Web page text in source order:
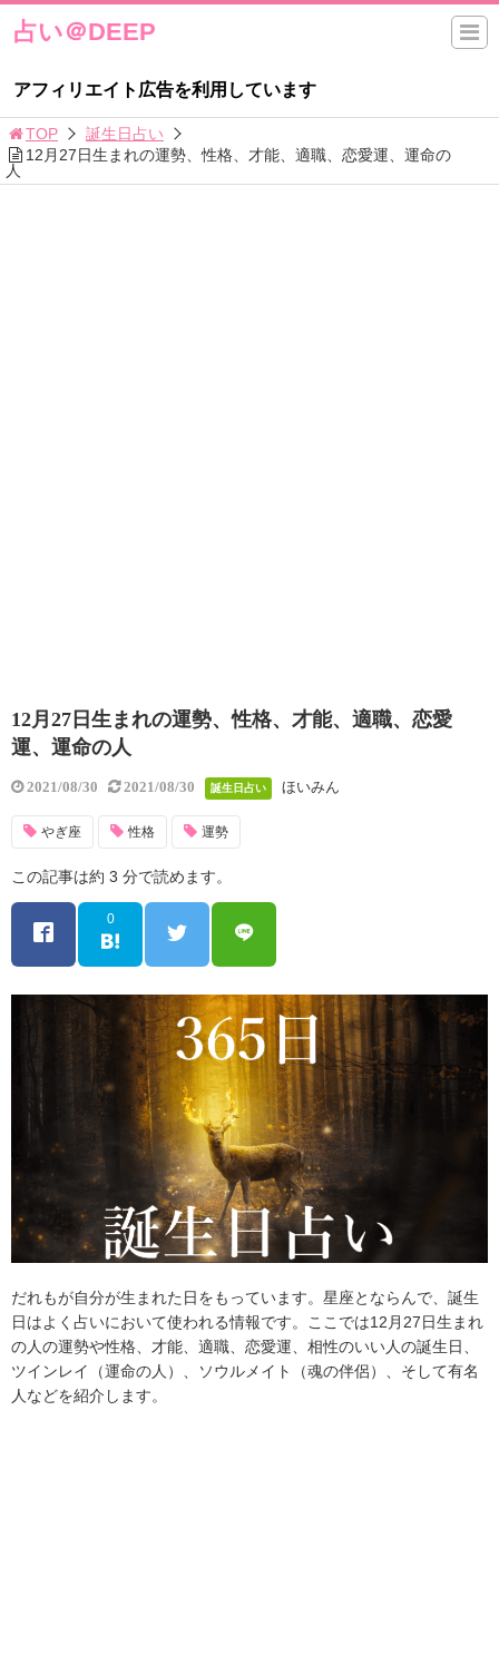
占い＠DEEP
アフィリエイト広告を利用しています
TOP
誕生日占い
12月27日生まれの運勢、性格、才能、適職、恋愛運、運命の
人
12月27日生まれの運勢、性格、才能、適職、恋愛
運、運命の人
2021/08/30 2021/08/30 誕生日占い ほいみん
やぎ座 性格 運勢
この記事は約 3 分で読めます。
0
だれもが自分が生まれた日をもっています。星座とならんで、誕生
日はよく占いにおいて使われる情報です。ここでは12月27日生まれ
の人の運勢や性格、才能、適職、恋愛運、相性のいい人の誕生日、
ツインレイ（運命の人）、ソウルメイト（魂の伴侶）、そして有名
人などを紹介します。